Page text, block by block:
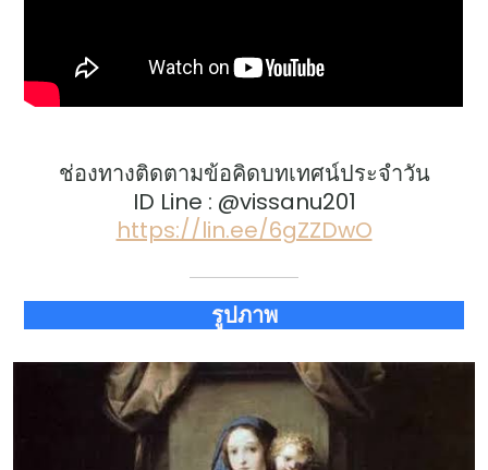
ช่องทางติดตามข้อคิดบทเทศน์ประจำวัน
ID Line : @vissanu201
https://lin.ee/6gZZDwO
รูปภาพ